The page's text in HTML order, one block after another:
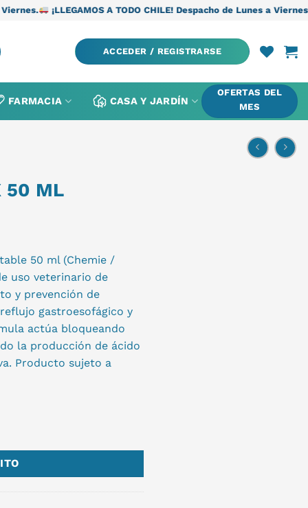
A TODO CHILE! Despacho de Lunes a Viernes.
ACCEDER / REGISTRARSE
FARMACIA CASA Y JARDÍN
OFERTAS DEL
MES
50 ML
50 ml (Chemie /
uso veterinario de
y prevención de
gastroesofágico y
actúa bloqueando
la producción de ácido
Producto sujeto a